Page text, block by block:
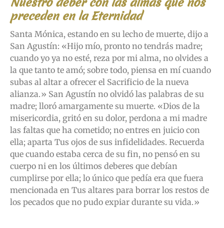
preceden en la Eternidad
Santa Mónica, estando en su lecho de muerte, dijo a
San Agustín: «Hijo mío, pronto no tendrás madre;
cuando yo ya no esté, reza por mi alma, no olvides a
la que tanto te amó; sobre todo, piensa en mí cuando
subas al altar a ofrecer el Sacrificio de la nueva
alianza.» San Agustín no olvidó las palabras de su
madre; lloró amargamente su muerte. «Dios de la
misericordia, gritó en su dolor, perdona a mi madre
las faltas que ha cometido; no entres en juicio con
ella; aparta Tus ojos de sus infidelidades. Recuerda
que cuando estaba cerca de su fin, no pensó en su
cuerpo ni en los últimos deberes que debían
cumplirse por ella; lo único que pedía era que fuera
mencionada en Tus altares para borrar los restos de
los pecados que no pudo expiar durante su vida.»